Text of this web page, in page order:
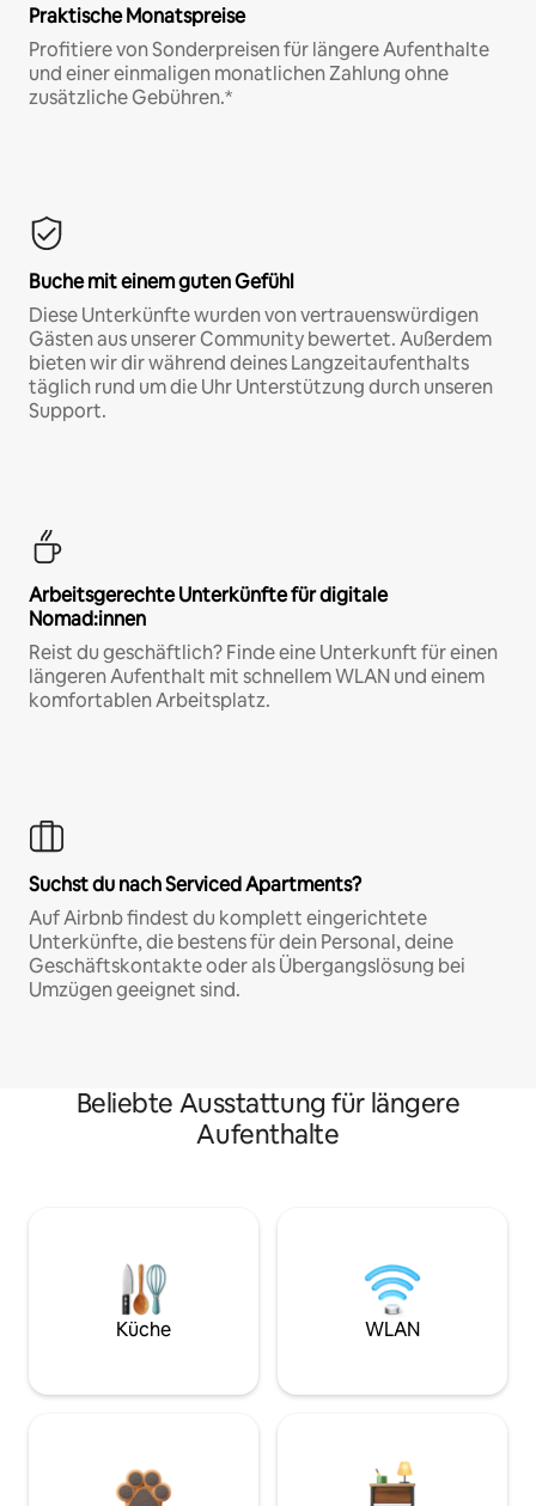
Praktische Monatspreise
Profitiere von Sonderpreisen für längere Aufenthalte
und einer einmaligen monatlichen Zahlung ohne
zusätzliche Gebühren.*
Buche mit einem guten Gefühl
Diese Unterkünfte wurden von vertrauenswürdigen
Gästen aus unserer Community bewertet. Außerdem
bieten wir dir während deines Langzeitaufenthalts
täglich rund um die Uhr Unterstützung durch unseren
Support.
Arbeitsgerechte Unterkünfte für digitale
Nomad:innen
Reist du geschäftlich? Finde eine Unterkunft für einen
längeren Aufenthalt mit schnellem WLAN und einem
komfortablen Arbeitsplatz.
Suchst du nach Serviced Apartments?
Auf Airbnb findest du komplett eingerichtete
Unterkünfte, die bestens für dein Personal, deine
Geschäftskontakte oder als Übergangslösung bei
Umzügen geeignet sind.
Beliebte Ausstattung für längere
Aufenthalte
Küche WLAN